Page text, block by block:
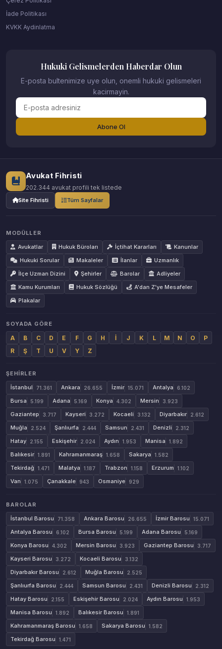
İade Politikası
KVKK Aydinlatma
Hukuki Gelismelerden Haberdar Olun
E-posta bultenimize uye olun, onemli hukuki gelismeleri
kacirmayin.
Abone Ol
Avukat Fihristi
202.344 avukat profili tek listede
Site Fihristi Tüm Sayfalar
MODÜLLER
Avukatlar
Hukuk Büroları İçtihat Kararları
Kanunlar
Hukuki Sorular
Makaleler İlanlar
Uzmanlık
İlçe Uzman Dizini
Şehirler Barolar
Adliyeler
Kamu Kurumları
Hukuk Sözlüğü
A'dan Z'ye Mesafeler
Plakalar
SOYADA GÖRE
A B C D E F G H İ J K L M N O
P
R
Ş T U V Y Z
ŞEHIRLER
İstanbul
71.361 Ankara 26.655 İzmir 15.071 Antalya 6.102
Bursa 5.199 Adana 5.169 Konya 4.302 Mersin 3.923
Gaziantep 3.717 Kayseri 3.272 Kocaeli 3.132 Diyarbakır 2.612
Muğla 2.524 Şanlıurfa 2.444 Samsun 2.431 Denizli 2.312
Hatay 2.155 Eskişehir 2.024 Aydın 1.953 Manisa 1.892
Balıkesir 1.891 Kahramanmaraş 1.658 Sakarya 1.582
Tekirdağ 1.471 Malatya 1.187 Trabzon 1.158 Erzurum 1.102
Van 1.075 Çanakkale 943 Osmaniye 929
BAROLAR
İstanbul Barosu
71.358 Ankara Barosu 26.655 İzmir Barosu 15.071
Antalya Barosu 6.102 Bursa Barosu 5.199 Adana Barosu 5.169
Konya Barosu 4.302 Mersin Barosu 3.923 Gaziantep Barosu 3.717
Kayseri Barosu 3.272 Kocaeli Barosu 3.132
Diyarbakır Barosu 2.612 Muğla Barosu 2.525
Şanlıurfa Barosu 2.444 Samsun Barosu 2.431 Denizli Barosu 2.312
Hatay Barosu 2.155 Eskişehir Barosu 2.024 Aydın Barosu 1.953
Manisa Barosu 1.892 Balıkesir Barosu 1.891
Kahramanmaraş Barosu 1.658 Sakarya Barosu 1.582
Tekirdağ Barosu 1.471